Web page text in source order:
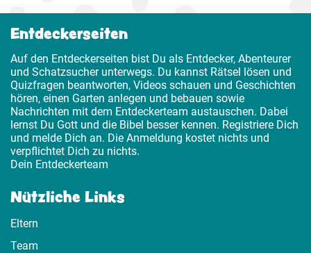
Entdeckerseiten
Auf den Entdeckerseiten bist Du als Entdecker, Abenteurer
und Schatzsucher unterwegs. Du kannst Rätsel lösen und
Quizfragen beantworten, Videos schauen und Geschichten
hören, einen Garten anlegen und bebauen sowie
Nachrichten mit dem Entdeckerteam austauschen. Dabei
lernst Du Gott und die Bibel besser kennen. Registriere Dich
und melde Dich an. Die Anmeldung kostet nichts und
verpflichtet Dich zu nichts.
Dein Entdeckerteam
Nützliche Links
Eltern
Team